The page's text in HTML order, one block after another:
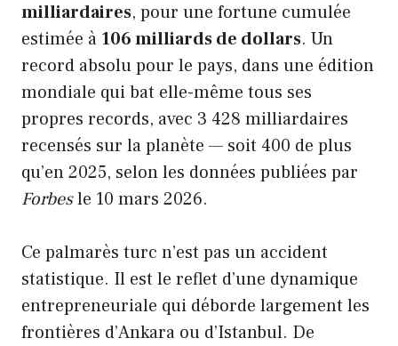
milliardaires, pour une fortune cumulée
estimée à 106 milliards de dollars. Un
record absolu pour le pays, dans une édition
mondiale qui bat elle-même tous ses
propres records, avec 3 428 milliardaires
recensés sur la planète — soit 400 de plus
qu’en 2025, selon les données publiées par
Forbesle 10 mars 2026.
Ce palmarès turc n’est pas un accident
statistique. Il est le reflet d’une dynamique
entrepreneuriale qui déborde largement les
frontières d’Ankara ou d’Istanbul. De